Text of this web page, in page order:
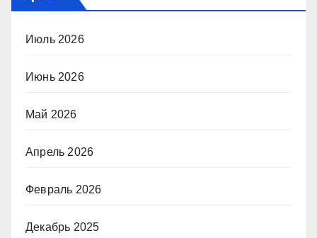
Июль 2026
Июнь 2026
Май 2026
Апрель 2026
Февраль 2026
Декабрь 2025